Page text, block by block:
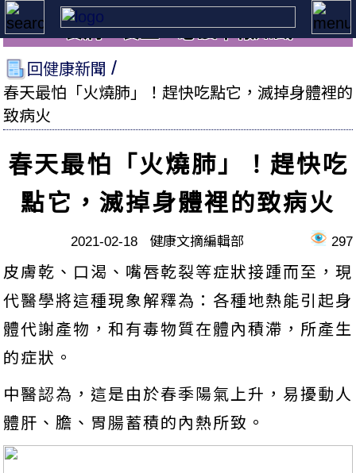
養病、養生，必讀本報知識
回健康新聞
春天最怕「火燒肺」！趕快吃點它，滅掉身體裡的
致病火
春天最怕「火燒肺」！趕快吃
點它，滅掉身體裡的致病火
2021-02-18 健康文摘編輯部 297
皮膚乾、口渴、嘴唇乾裂等症狀接踵而至，現
代醫學將這種現象解釋為：各種地熱能引起身
體代謝產物，和有毒物質在體內積滯，所產生
的症狀。
中醫認為，這是由於春季陽氣上升，易擾動人
體肝、膽、胃腸蓄積的內熱所致。